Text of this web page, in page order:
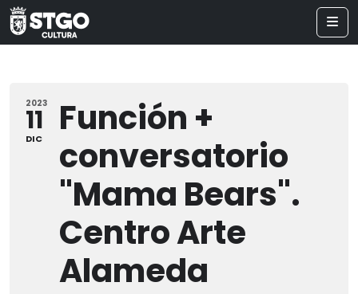
2023
11
DIC
Función +
conversatorio
"Mama Bears".
Centro Arte
Alameda